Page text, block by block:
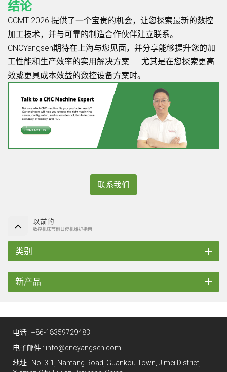
结论
CCMT 2026 提供了一个宝贵的机会，让您探索最新的数控
加工技术，并与可靠的制造合作伙伴建立联系。
CNCYangsen期待在上海与您见面，并分享能够提升您的加
工性能和生产效率的实用解决方案——尤其是在您探索更高
效或更具成本效益的数控设备方案时。
联系我们
以前的
数控机床节假日停机维护指南
类别
新产品
电话 : +86-18359729483
电子邮件 : info@cncyangsen.com
地址 : No. 3-1, Nantang Road, Guankou Town, Jimei District,